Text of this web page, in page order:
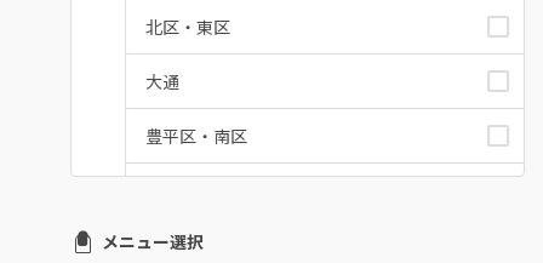
北区・東区
大通
豊平区・南区
円山周辺
メニュー選択